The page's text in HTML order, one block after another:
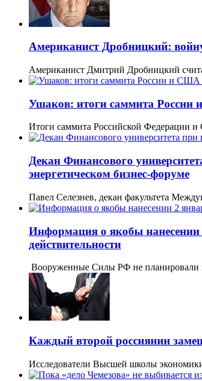
Американист Дробницкий:
Американист Дмитрий Дробницкий
Ушаков: итоги саммита
Итоги саммита Российской Федерации
Декан Финансового
энергетическом бизнес-форуме
Павел Селезнев, декан факультета
Информация о якобы нанесении
действительности
Вооруженные Силы РФ не планировали
Каждый второй россиянин
Исследователи Высшей школы